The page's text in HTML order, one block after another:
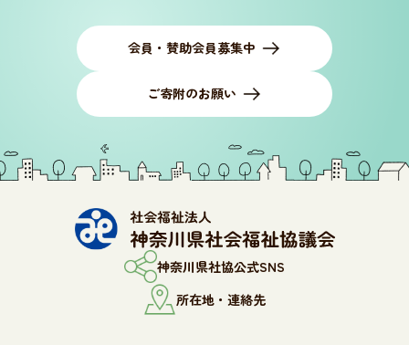
会員・賛助会員募集中
ご寄附のお願い
神奈川県社協公式SNS
所在地・連絡先